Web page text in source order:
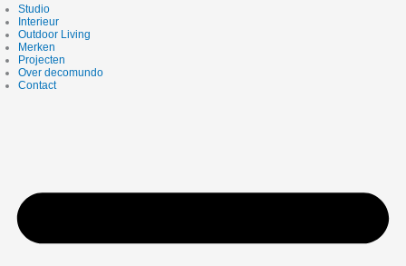
Studio
Interieur
Outdoor Living
Merken
Projecten
Over decomundo
Contact